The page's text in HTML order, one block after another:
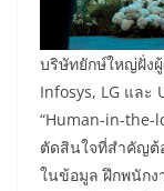
บริษัทยักษ์ใหญ่ฝั่ง
Infosys, LG และ
“Human-in-the-
ตัดสินใจที่สำคัญต้
ในข้อมูล ฝึกพนักง